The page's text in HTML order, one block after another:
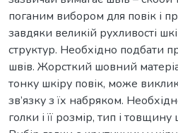
поганим вибором для повік і
завдяки великій рухливості
структур. Необхідно подбати
швів. Жорсткий шовний
тонку шкіру повік, може
зв’язку з їх набряком.
голки і її розмір, тип і